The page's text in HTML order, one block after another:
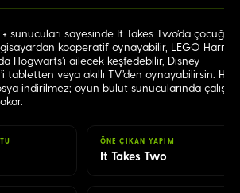
sunucuları sayesinde It Takes Two'da
kooperatif oynayabilir, LEGO Harry
Hogwarts'ı ailecek keşfedebilir, Disney
tabletten veya akıllı TV'den oynayabilirsin.
indirilmez; oyun bulut sunucularında çalışır,
ÖNE ÇIKAN YAPIM
It Takes Two